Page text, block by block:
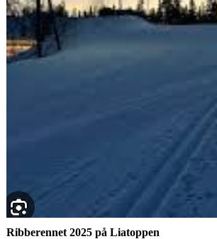
Ribberennet 2025 på Liatoppen